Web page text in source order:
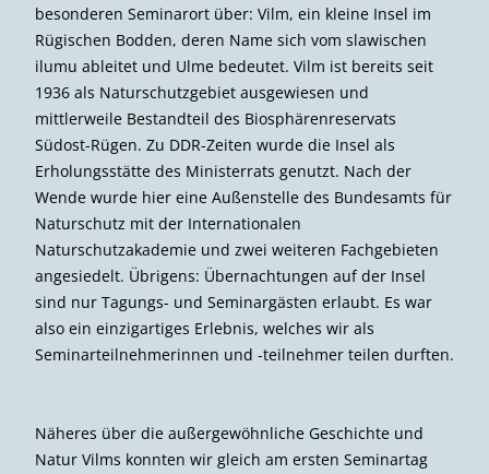
besonderen Seminarort über: Vilm, ein kleine Insel im
Rügischen Bodden, deren Name sich vom slawischen
ilumu ableitet und Ulme bedeutet. Vilm ist bereits seit
1936 als Naturschutzgebiet ausgewiesen und
mittlerweile Bestandteil des Biosphärenreservats
Südost-Rügen. Zu DDR-Zeiten wurde die Insel als
Erholungsstätte des Ministerrats genutzt. Nach der
Wende wurde hier eine Außenstelle des Bundesamts für
Naturschutz mit der Internationalen
Naturschutzakademie und zwei weiteren Fachgebieten
angesiedelt. Übrigens: Übernachtungen auf der Insel
sind nur Tagungs- und Seminargästen erlaubt. Es war
also ein einzigartiges Erlebnis, welches wir als
Seminarteilnehmerinnen und -teilnehmer teilen durften.
Näheres über die außergewöhnliche Geschichte und
Natur Vilms konnten wir gleich am ersten Seminartag